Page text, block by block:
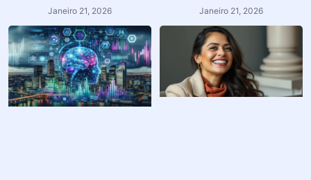
Janeiro 21, 2026 Janeiro 21, 2026